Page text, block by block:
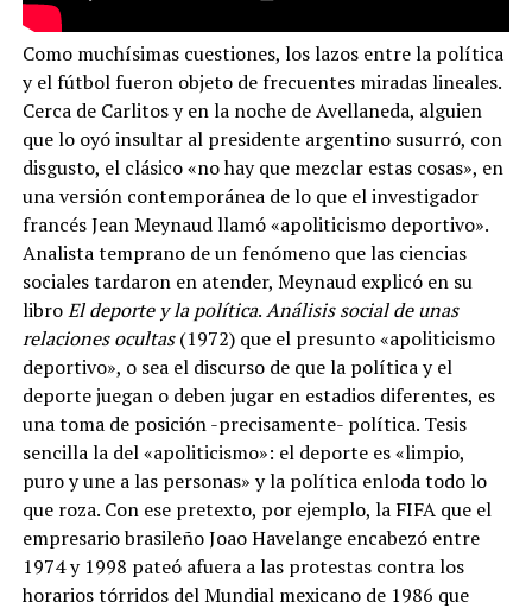
Como muchísimas cuestiones, los lazos entre la política
y el fútbol fueron objeto de frecuentes miradas lineales.
Cerca de Carlitos y en la noche de Avellaneda, alguien
que lo oyó insultar al presidente argentino susurró, con
disgusto, el clásico «no hay que mezclar estas cosas», en
una versión contemporánea de lo que el investigador
francés Jean Meynaud llamó «apoliticismo deportivo».
Analista temprano de un fenómeno que las ciencias
sociales tardaron en atender, Meynaud explicó en su
libroEl deporte y la política.Análisis social de unas
relaciones ocultas(1972) que el presunto «apoliticismo
deportivo», o sea el discurso de que la política y el
deporte juegan o deben jugar en estadios diferentes, es
una toma de posición -precisamente- política. Tesis
sencilla la del «apoliticismo»: el deporte es «limpio,
puro y une a las personas» y la política enloda todo lo
que roza. Con ese pretexto, por ejemplo, la FIFA que el
empresario brasileño Joao Havelange encabezó entre
1974 y 1998 pateó afuera a las protestas contra los
horarios tórridos del Mundial mexicano de 1986 que